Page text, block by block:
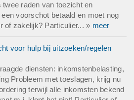
raden van toezicht en
voorschot betaald en moet nog
of zakelijk? Particulier... » meer
voor hulp bij uitzoeken/regelen
diensten: inkomstenbelasting,
Probleem met toeslagen, krijg nu
terwijl alle inkomsten bekend